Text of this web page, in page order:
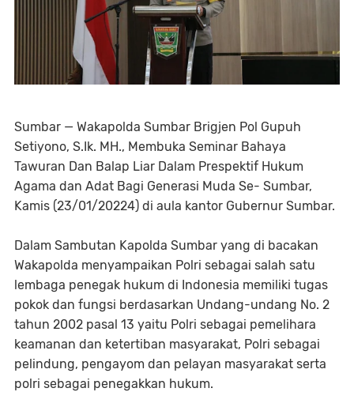
Sumbar — Wakapolda Sumbar Brigjen Pol Gupuh
Setiyono, S.Ik. MH., Membuka Seminar Bahaya
Tawuran Dan Balap Liar Dalam Prespektif Hukum
Agama dan Adat Bagi Generasi Muda Se- Sumbar,
Kamis (23/01/20224) di aula kantor Gubernur Sumbar.
Dalam Sambutan Kapolda Sumbar yang di bacakan
Wakapolda menyampaikan Polri sebagai salah satu
lembaga penegak hukum di Indonesia memiliki tugas
pokok dan fungsi berdasarkan Undang-undang No. 2
tahun 2002 pasal 13 yaitu Polri sebagai pemelihara
keamanan dan ketertiban masyarakat, Polri sebagai
pelindung, pengayom dan pelayan masyarakat serta
polri sebagai penegakkan hukum.